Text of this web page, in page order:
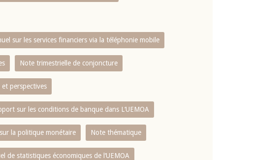
sur les services financiers via la téléphonie mobile
Note trimestrielle de conjoncture
et perspectives
sur les conditions de banque dans L‘UEMOA
la politique monétaire Note thématique
de statistiques économiques de l‘UEMOA